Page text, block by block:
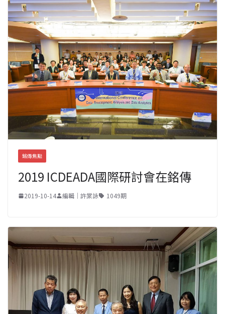
銘傳焦點
2019 ICDEADA國際研討會在銘傳
2019-10-14 編輯｜許棠詠 1049期